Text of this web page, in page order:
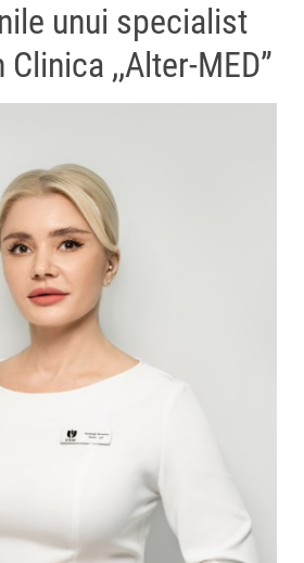
unui specialist
,,Alter-MED”